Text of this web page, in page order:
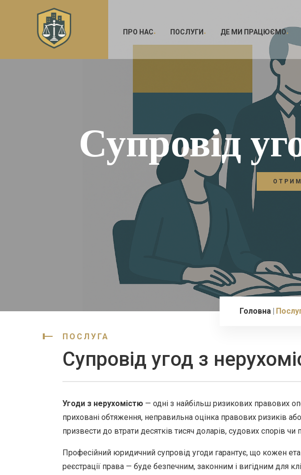
ПРО НАС ПОСЛУГИ ДЕ МИ ПРАЦЮЄМО
Супровід
Головна
ПОСЛУГА
Супровід угод з
Угоди з нерухомістю — одні з найбільш ризикових правових
приховані обтяження, неправильна оцінка правових ризиків
призвести до втрати десятків тисяч доларів, судових спорів чи
Професійний юридичний супровід угоди гарантує, що кожен
реєстрації права — буде безпечним, законним і вигідним для